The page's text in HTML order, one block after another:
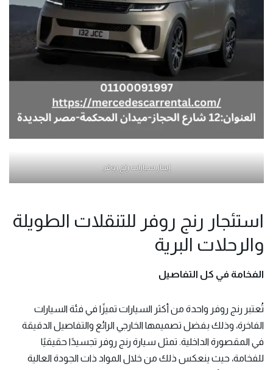
إيجار سيارات رنج روفر
استئجار رنج روفر للتنقلات الطويلة
والرحلات البرية
الفخامة في كل التفاصيل
تُعتبر رنج روفر واحدة من أكثر السيارات تميزًا في فئة السيارات
الفاخرة، وذلك بفضل تصميمها الخارجي الرائع والتفاصيل الدقيقة
في المقصورة الداخلية. تمثل سيارة رنج روفر تجسيدًا حقيقيًا
للفخامة، حيث ينعكس ذلك من خلال المواد ذات الجودة العالية